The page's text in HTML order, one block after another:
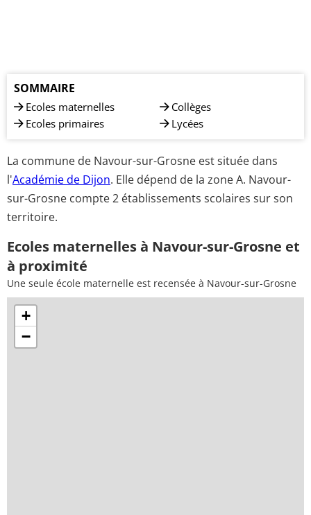
SOMMAIRE
Ecoles maternelles
Ecoles primaires
Collèges
Lycées
La commune de Navour-sur-Grosne est située dans
l'Académie de Dijon. Elle dépend de la zone A. Navour-
sur-Grosne compte 2 établissements scolaires sur son
territoire.
Ecoles maternelles à Navour-sur-Grosne et
à proximité
Une seule école maternelle est recensée à Navour-sur-Grosne
+
−